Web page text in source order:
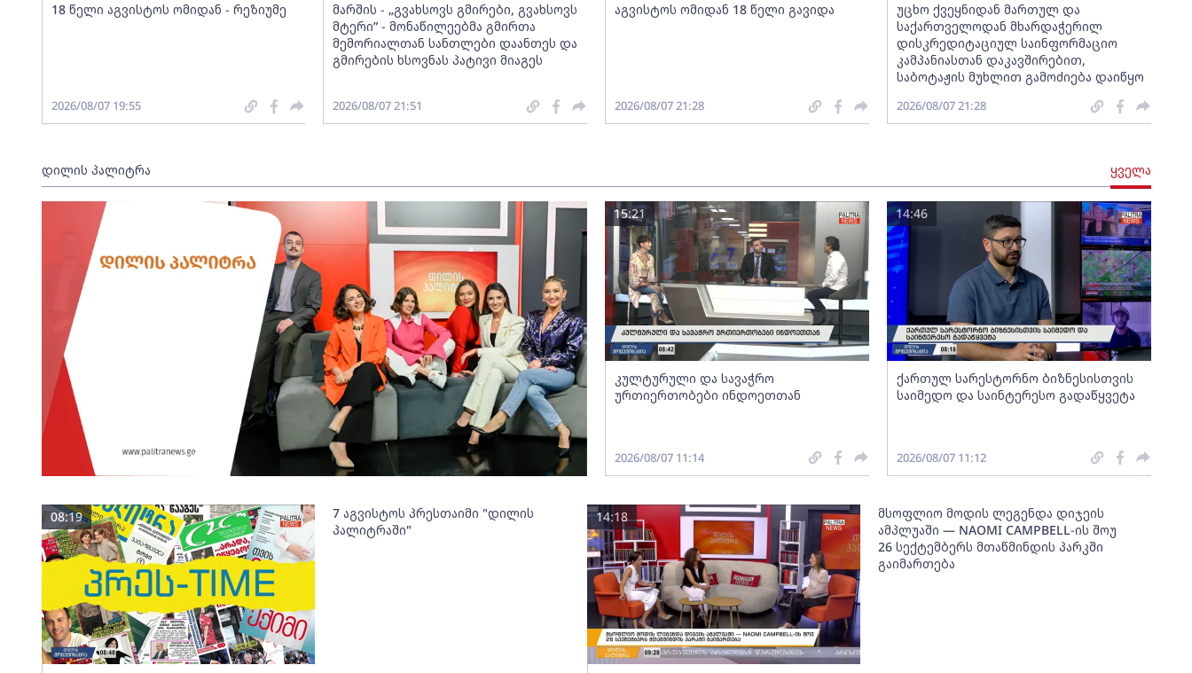
18 წელი აგვისტოს ომიდან - რეზიუმე
2026/08/07 19:55
მარშის - „გვახსოვს გმირები, გვახსოვს
მტერი” - მონაწილეებმა გმირთა
მემორიალთან სანთლები დაანთეს და
გმირების ხსოვნას პატივი მიაგეს
2026/08/07 21:51
აგვისტოს ომიდან 18 წელი გავიდა
2026/08/07 21:28
უცხო ქვეყნიდან მართულ და
საქართველოდან მხარდაჭერილ
დისკრედიტაციულ საინფორმაციო
კამპანიასთან დაკავშირებით,
საბოტაჟის მუხლით გამოძიება დაიწყო
2026/08/07 21:28
დილის პალიტრა ყველა
კულტურული და სავაჭრო
ურთიერთობები ინდოეთთან
15:21
2026/08/07 11:14
ქართულ სარესტორნო ბიზნესისთვის
საიმედო და საინტერესო გადაწყვეტა
14:46
2026/08/07 11:12
7 აგვისტოს პრესთაიმი "დილის
პალიტრაში"
08:19
მსოფლიო მოდის ლეგენდა დიჯეის
ამპლუაში — NAOMI CAMPBELL-ის შოუ
26 სექტემბერს მთაწმინდის პარკში
გაიმართება
14:18